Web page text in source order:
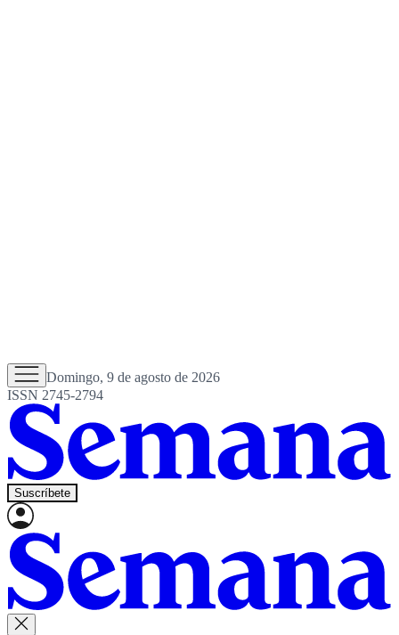
Domingo, 9 de agosto de 2026
ISSN 2745-2794
Suscríbete